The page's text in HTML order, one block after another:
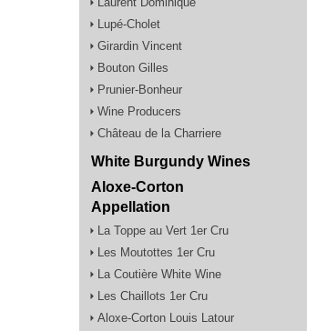
Lupé-Cholet
Girardin Vincent
Bouton Gilles
Prunier-Bonheur
Wine Producers
Château de la Charriere
White Burgundy Wines
Aloxe-Corton
Appellation
La Toppe au Vert 1er Cru
Les Moutottes 1er Cru
La Coutière White Wine
Les Chaillots 1er Cru
Aloxe-Corton Louis Latour